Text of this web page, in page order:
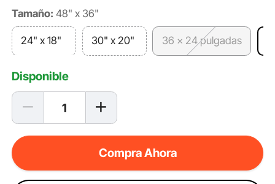
Tamaño: 48" x 36"
24" x 18" 30" x 20" 36 x 24 pulgadas
Disponible
Compra Ahora